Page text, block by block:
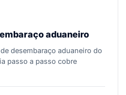
aduaneiro
desembaraço aduaneiro do
passo a passo cobre